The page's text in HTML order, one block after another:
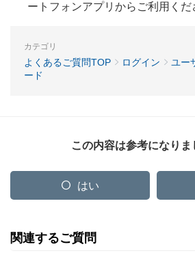
ートフォンアプリからご利用くだ
カテゴリ
よくあるご質問TOP ログイン
ユー
ード
この内容は参考になりま
はい
関連するご質問